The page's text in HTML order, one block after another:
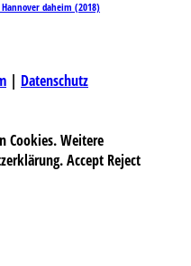
daheim (2018)
| Datenschutz
Cookies. Weitere
Accept Reject